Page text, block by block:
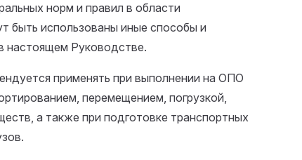
норм и правил в области
быть использованы иные способы и
настоящем Руководстве.
применять при выполнении на ОПО
перемещением, погрузкой,
а также при подготовке транспортных